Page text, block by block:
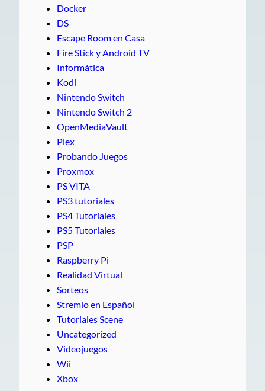
Docker
DS
Escape Room en Casa
Fire Stick y Android TV
Informática
Kodi
Nintendo Switch
Nintendo Switch 2
OpenMediaVault
Plex
Probando Juegos
Proxmox
PS VITA
PS3 tutoriales
PS4 Tutoriales
PS5 Tutoriales
PSP
Raspberry Pi
Realidad Virtual
Sorteos
Stremio en Español
Tutoriales Scene
Uncategorized
Videojuegos
Wii
Xbox